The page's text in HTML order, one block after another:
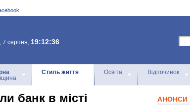
7 серпня, 19:12:36
Стиль життя Освіта Відпочинок
банк в місті
АНОНСИ